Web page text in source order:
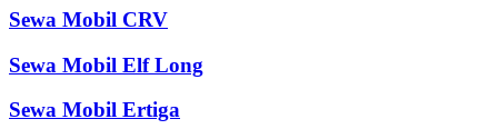
Sewa Mobil CRV
Sewa Mobil Elf Long
Sewa Mobil Ertiga